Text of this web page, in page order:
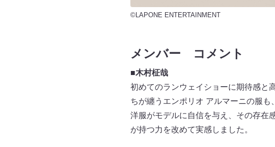
©LAPONE ENTERTAINMENT
メンバー コメント
■木村柾哉
初めてのランウェイショーに期待感と
ちが纏うエンポリオ アルマーニの服も
洋服がモデルに自信を与え、その存在
が持つ力を改めて実感しました。